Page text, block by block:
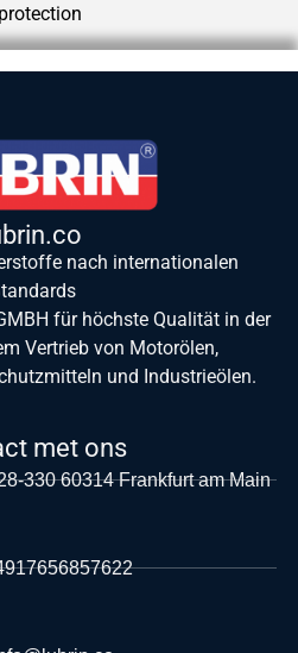
nach internationalen
für höchste Qualität in der
Vertrieb von Motorölen,
und Industrieölen.
met ons
330 60314 Frankfurt am Main